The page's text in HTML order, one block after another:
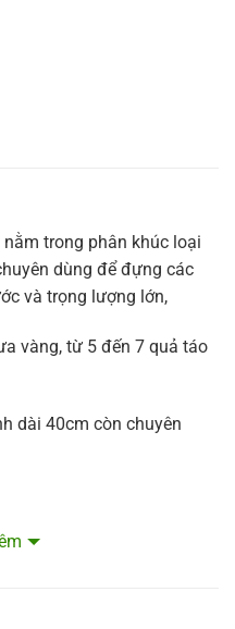
nằm trong phân khúc loại
dùng để đựng các
và trọng lượng lớn,
vàng, từ 5 đến 7 quả táo
dài 40cm còn chuyên